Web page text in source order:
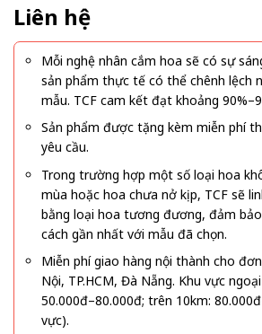
Liên hệ
Mỗi nghệ nhân cắm hoa sẽ có sự
sản phẩm thực tế có thể chênh lệch
mẫu. TCF cam kết đạt khoảng
Sản phẩm được tặng kèm miễn phí
yêu cầu.
Trong trường hợp một số loại hoa
mùa hoặc hoa chưa nở kịp, TCF sẽ
bằng loại hoa tương đương, đảm
cách gần nhất với mẫu đã chọn.
Miễn phí giao hàng nội thành cho
Nội, TP.HCM, Đà Nẵng. Khu vực
50.000đ–80.000đ; trên 10km:
vực).